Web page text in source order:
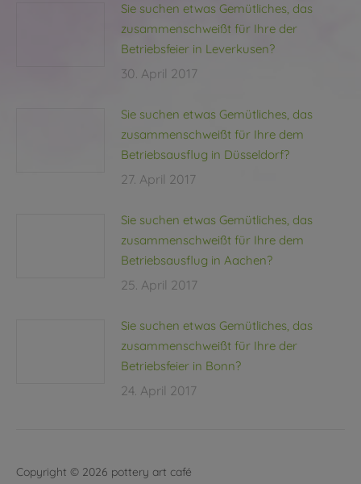
Sie suchen etwas Gemütliches, das
zusammenschweißt für Ihre der
Betriebsfeier in Leverkusen?
30. April 2017
Sie suchen etwas Gemütliches, das
zusammenschweißt für Ihre dem
Betriebsausflug in Düsseldorf?
27. April 2017
Sie suchen etwas Gemütliches, das
zusammenschweißt für Ihre dem
Betriebsausflug in Aachen?
25. April 2017
Sie suchen etwas Gemütliches, das
zusammenschweißt für Ihre der
Betriebsfeier in Bonn?
24. April 2017
Copyright © 2026 pottery art café